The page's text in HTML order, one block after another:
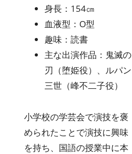
身長：154㎝
血液型：O型
趣味：読書
主な出演作品：鬼滅の
刃（堕姫役）、ルパン
三世（峰不二子役）
小学校の学芸会で演技を褒
められたことで演技に興味
を持ち、国語の授業中に本